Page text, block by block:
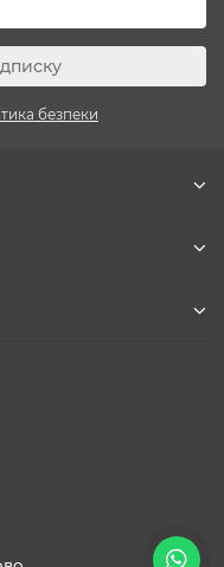
безпеки